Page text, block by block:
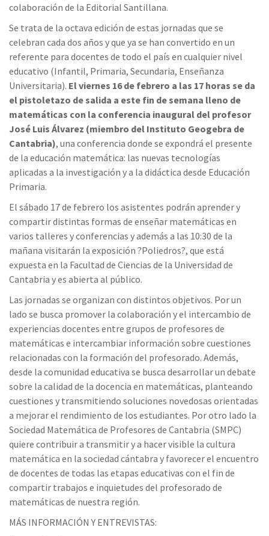
colaboración de la Editorial Santillana.
Se trata de la octava edición de estas jornadas que se
celebran cada dos años y que ya se han convertido en un
referente para docentes de todo el país en cualquier nivel
educativo (Infantil, Primaria, Secundaria, Enseñanza
Universitaria). El viernes 16 de febrero a las 17 horas se da
el pistoletazo de salida a este fin de semana lleno de
matemáticas con la conferencia inaugural del profesor
José Luis Álvarez (miembro del Instituto Geogebra de
Cantabria), una conferencia donde se expondrá el presente
de la educación matemática: las nuevas tecnologías
aplicadas a la investigación y a la didáctica desde Educación
Primaria.
El sábado 17 de febrero los asistentes podrán aprender y
compartir distintas formas de enseñar matemáticas en
varios talleres y conferencias y además a las 10:30 de la
mañana visitarán la exposición ?Poliedros?, que está
expuesta en la Facultad de Ciencias de la Universidad de
Cantabria y es abierta al público.
Las jornadas se organizan con distintos objetivos. Por un
lado se busca promover la colaboración y el intercambio de
experiencias docentes entre grupos de profesores de
matemáticas e intercambiar información sobre cuestiones
relacionadas con la formación del profesorado. Además,
desde la comunidad educativa se busca desarrollar un debate
sobre la calidad de la docencia en matemáticas, planteando
cuestiones y transmitiendo soluciones novedosas orientadas
a mejorar el rendimiento de los estudiantes. Por otro lado la
Sociedad Matemática de Profesores de Cantabria (SMPC)
quiere contribuir a transmitir y a hacer visible la cultura
matemática en la sociedad cántabra y favorecer el encuentro
de docentes de todas las etapas educativas con el fin de
compartir trabajos e inquietudes del profesorado de
matemáticas de nuestra región.
MÁS INFORMACIÓN Y ENTREVISTAS: